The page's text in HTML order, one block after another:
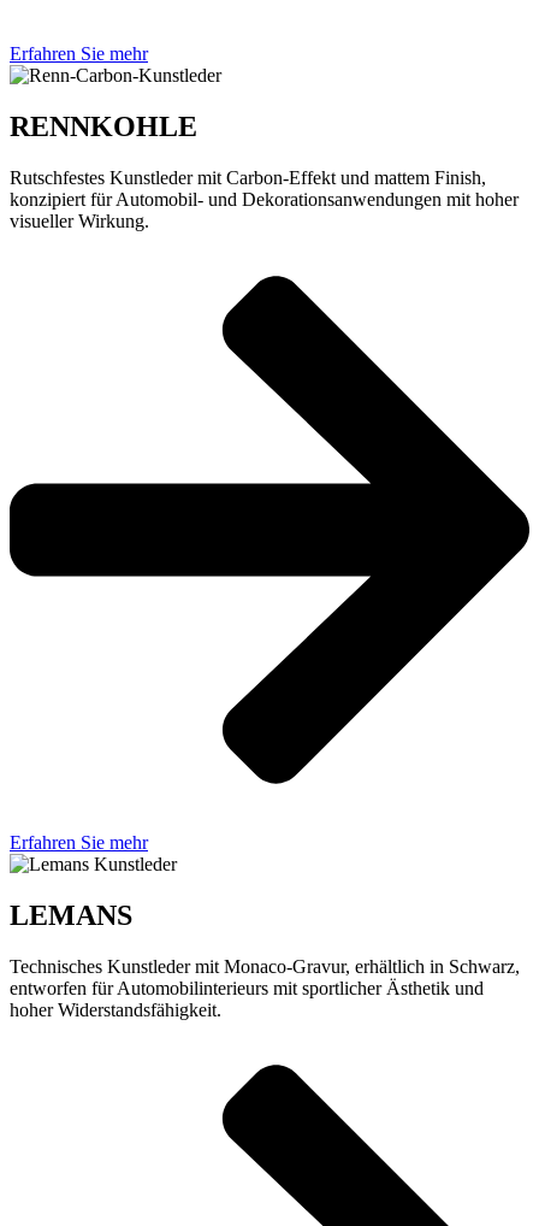
Erfahren Sie mehr
RENNKOHLE
Rutschfestes Kunstleder mit Carbon-Effekt und mattem Finish,
konzipiert für Automobil- und Dekorationsanwendungen mit hoher
visueller Wirkung.
Erfahren Sie mehr
LEMANS
Technisches Kunstleder mit Monaco-Gravur, erhältlich in Schwarz,
entworfen für Automobilinterieurs mit sportlicher Ästhetik und
hoher Widerstandsfähigkeit.